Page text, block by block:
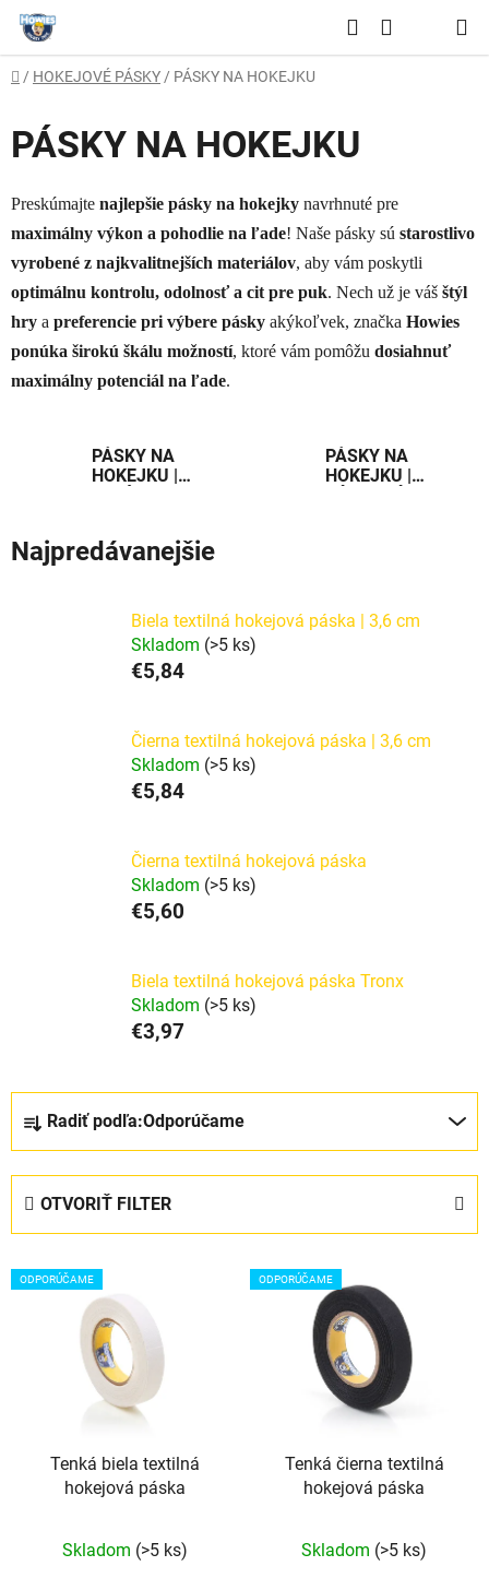
Prejsť
obsah
Hľadať
Domov
/ HOKEJOVÉ PÁSKY / PÁSKY NA HOKEJKU
PÁSKY NA HOKEJKU
Preskúmajte najlepšie pásky na hokejky navrhnuté pre
maximálny výkon a pohodlie na ľade! Naše pásky sú starostlivo
vyrobené z najkvalitnejších materiálov, aby vám poskytli
optimálnu kontrolu, odolnosť a cit pre puk. Nech už je váš štýl
hry a preferencie pri výbere pásky akýkoľvek, značka Howies
ponúka širokú škálu možností, ktoré vám pomôžu dosiahnuť
maximálny potenciál na ľade.
PÁSKY NA
HOKEJKU |
PÁSKY NA
HOKEJKU |
Najpredávanejšie
Biela textilná hokejová páska | 3,6 cm
Skladom (>5 ks)
€5,84
Čierna textilná hokejová páska | 3,6 cm
Skladom (>5 ks)
€5,84
Čierna textilná hokejová páska
Skladom (>5 ks)
€5,60
Biela textilná hokejová páska Tronx
Skladom (>5 ks)
€3,97
e
Radiť podľa:Odporúčame
OTVORIŤ FILTER
V
ý
ODPORÚČAME
Tenká biela textilná
hokejová páska
hodnotenie
Skladom (>5 ks)
ODPORÚČAME
Tenká čierna textilná
hokejová páska
Skladom (>5 ks)